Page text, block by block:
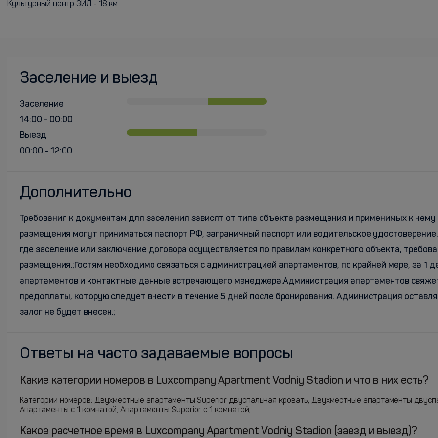
Культурный центр ЗИЛ - 18 км
Заселение и выезд
Заселение
14:00 - 00:00
Выезд
00:00 - 12:00
Дополнительно
Требования к документам для заселения зависят от типа объекта размещения и применимых к
размещения могут приниматься паспорт РФ, заграничный паспорт или водительское
где заселение или заключение договора осуществляется по правилам конкретного объекта,
размещения.;Гостям необходимо связаться с администрацией апартаментов, по крайней мере, за 1
апартаментов и контактные данные встречающего менеджера.Администрация апартаментов
предоплаты, которую следует внести в течение 5 дней после бронирования. Администрация
залог не будет внесен.;
Ответы на часто задаваемые вопросы
Какие категории номеров в Luxcompany Apartment Vodniy Stadion и что в них есть?
Категории номеров: Двухместные апартаменты Superior двуспальная кровать, Двухместные апартаменты
Апартаменты c 1 комнатой, Апартаменты Superior c 1 комнатой, .
Какое расчетное время в Luxcompany Apartment Vodniy Stadion (заезд и выезд)?